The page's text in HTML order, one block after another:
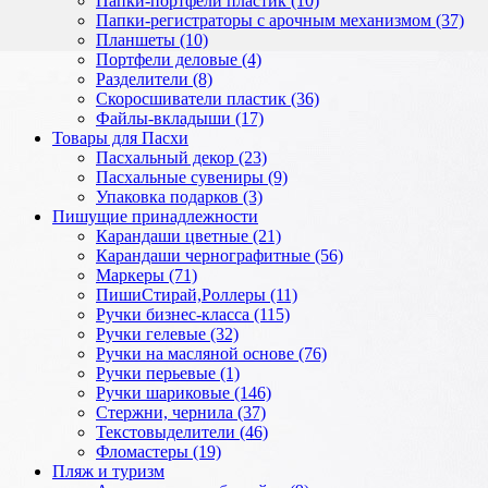
Папки-регистраторы с арочным механизмом (37)
Планшеты (10)
Портфели деловые (4)
Разделители (8)
Скоросшиватели пластик (36)
Файлы-вкладыши (17)
Товары для Пасхи
Пасхальный декор (23)
Пасхальные сувениры (9)
Упаковка подарков (3)
Пишущие принадлежности
Карандаши цветные (21)
Карандаши чернографитные (56)
Маркеры (71)
ПишиСтирай,Роллеры (11)
Ручки бизнес-класса (115)
Ручки гелевые (32)
Ручки на масляной основе (76)
Ручки перьевые (1)
Ручки шариковые (146)
Стержни, чернила (37)
Текстовыделители (46)
Фломастеры (19)
Пляж и туризм